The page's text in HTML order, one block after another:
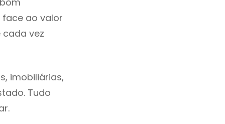
ao valor
cada vez
imobiliárias,
Tudo